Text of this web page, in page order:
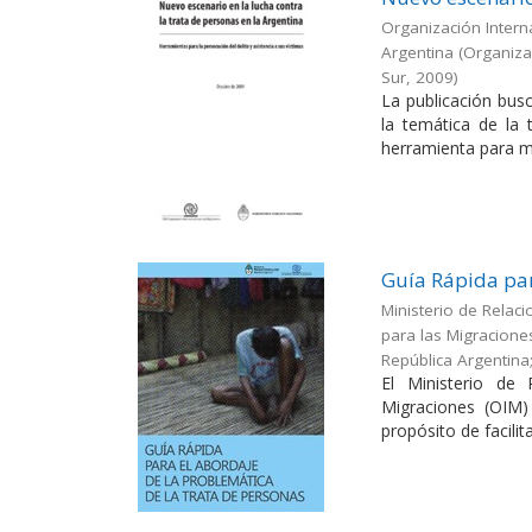
Organización
Argentina (
Sur, 2009)
La publicación
la temática de la
herramienta para
Guía Rápida
Ministerio de
para las
República
El Ministerio de
Migraciones
propósito de